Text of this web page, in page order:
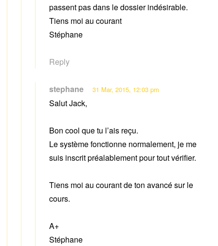
passent pas dans le dossier indésirable.
Tiens moi au courant
Stéphane
Reply
stephane 31 Mar, 2015, 12:03 pm
Salut Jack,
Bon cool que tu l’ais reçu.
Le système fonctionne normalement, je me
suis inscrit préalablement pour tout vérifier.
Tiens moi au courant de ton avancé sur le
cours.
A+
Stéphane